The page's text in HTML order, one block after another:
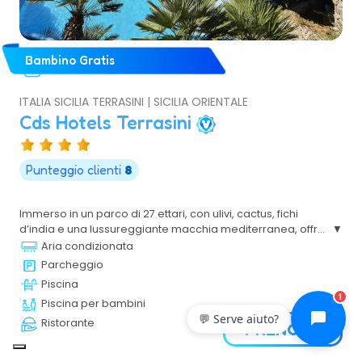
Bambino Gratis
ITALIA SICILIA TERRASINI | SICILIA ORIENTALE
Cds Hotels Terrasini
Punteggio clienti 8
Immerso in un parco di 27 ettari, con ulivi, cactus, fichi
d’india e una lussureggiante macchia mediterranea, offre
agli Ospiti un panorama di incomparabile bellezza sul
Golfo di Castellammare. Quasi tutte le camere, le ampie
terrazze, le piscine, i ristoranti e i bar si inseriscono
armoniosamente sulla scogliera che digrada verso il
mare e godono di una vista mozzafiato. La sua posizione
strategica permette di raggiungere facilmente numerosi
siti di alto valore storico, naturalistico e culturale.
Aria condizionata
Parcheggio
Piscina
Piscina per bambini
Ristorante
PRENOTA
💬 Serve aiuto?
1